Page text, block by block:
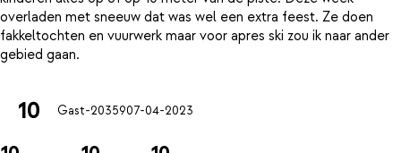
overladen met sneeuw dat was wel een extra feest. Ze doen
fakkeltochten en vuurwerk maar voor apres ski zou ik naar ander
10 Gast-2035907-04-2023